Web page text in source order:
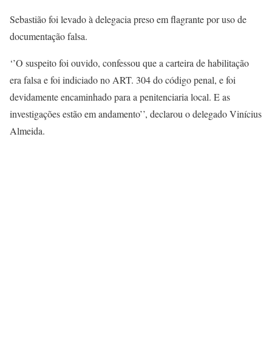
Sebastião foi levado à delegacia preso em flagrante por uso de
documentação falsa.
‘’O suspeito foi ouvido, confessou que a carteira de habilitação
era falsa e foi indiciado no ART. 304 do código penal, e foi
devidamente encaminhado para a penitenciaria local. E as
investigações estão em andamento’’, declarou o delegado Vinícius
Almeida.